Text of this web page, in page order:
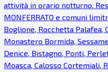
attività in orario notturno.
MONFERRATO e comuni
Boglione, Rocchetta Palafea,
Monastero Bormida,
Denice, Bistagno, Ponti,
Moasca, Calosso Cortemiali,